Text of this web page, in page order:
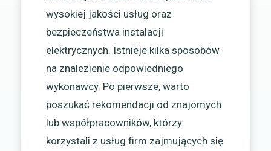
wysokiej jakości usług oraz
bezpieczeństwa instalacji
elektrycznych. Istnieje kilka sposobów
na znalezienie odpowiedniego
wykonawcy. Po pierwsze, warto
poszukać rekomendacji od znajomych
lub współpracowników, którzy
korzystali z usług firm zajmujących się